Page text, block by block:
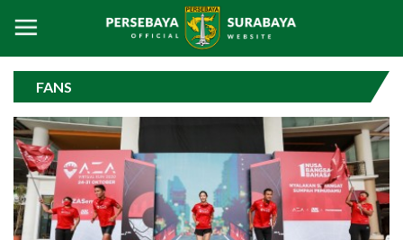
FANS